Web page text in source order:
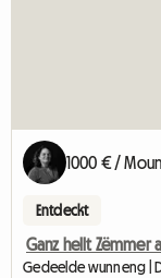
1000 € /
Entdeckt
Ganz hellt Zëmmer
Gedeelde wunneng |